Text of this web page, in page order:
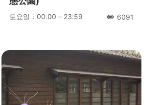
토요일：00:00 – 23:59 人氣6091